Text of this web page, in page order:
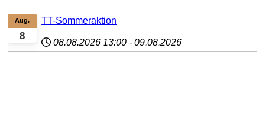
8
Aug. TT-Sommeraktion
08.08.2026 13:00 - 09.08.2026